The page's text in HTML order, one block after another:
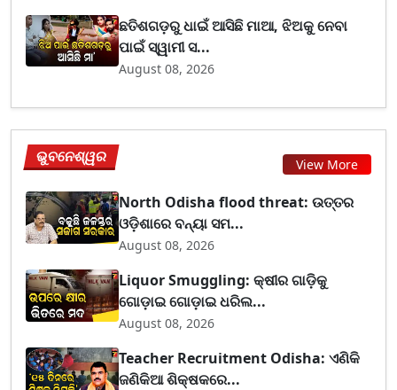
ଛତିଶଗଡ଼ରୁ ଧାଇଁ ଆସିଛି ମାଆ, ଝିଅକୁ ନେବା
ପାଇଁ ସ୍ୱାମୀ ସ...
August 08, 2026
ଭୁବନେଶ୍ୱର View More
North Odisha flood threat: ଉତ୍ତର
ଓଡ଼ିଶାରେ ବନ୍ୟା ସମ...
August 08, 2026
Liquor Smuggling: କ୍ଷୀର ଗାଡ଼ିକୁ
ଗୋଡ଼ାଇ ଗୋଡ଼ାଇ ଧରିଲ...
August 08, 2026
Teacher Recruitment Odisha: ଏଣିକି
ଜଣିକିଆ ଶିକ୍ଷକରେ...